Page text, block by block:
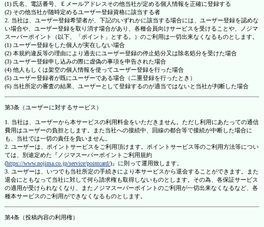
(1) 氏名、電話番号、Ｅメールアドレスその他当社が定める個人情報を正確に登録する
(2) その他当社が随時定めるユーザー登録資格に該当する者
2. 当社は、ユーザー登録希望者が、下記のいずれかに該当する場合には、ユーザー登録を認めな
い場合や、ユーザー登録を取り消す場合があり、各種会員向けサービスを受けることや、ノジマ
スーパーポイント（以下、「ポイント」とする。）のご利用は一切出来なくなるものとします。
(1) ユーザー登録をした個人が実在しない場合
(2) 本規約違反等の理由により過去にユーザー登録の停止処分又は除名処分を受けた場合
(3) ユーザー登録申し込みの際に虚偽の事項を申告された場合
(4) 他人もしくは架空の個人情報を使ってユーザー登録を行った場合
(5) ユーザー登録者が既にユーザーである場合（二重登録を行ったとき）
(6) 当社所定の審査の結果、ユーザーとして登録するのが適当ではないと当社が判断した場合
第3条（ユーザーに対するサービス）
1. 当社は、ユーザーから本サービスの利用料金をいただきません。ただし利用にあたっての通信
費用はユーザーの負担とします。また当社への接続中、回線の都合等で接続が中断した場合に
も、当社では一切の責任を負いません。
2. ユーザーは、ポイントサービスをご利用頂けます。ポイントサービス等のご利用方法等につい
ては、別途定めた『ノジマスーパーポイントご利用規約
(https://www.nojima.co.jp/service/pointcard/)』に則って運用致します。
3. ユーザーは、いつでも当社所定の手続きにより本サービスから退会することができます。また
退会にともなって当社に対して何ら請求権も取得しないものとします。その為、各保証サービス
の適用が受けられなくなり、またノジマスーパーポイントのご利用が一切出来なくなるなど、各
種本サービスのご利用ができなくなるものとします。
第4条（投稿内容の利用権）